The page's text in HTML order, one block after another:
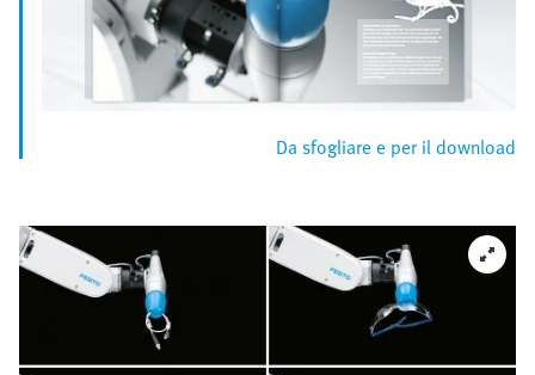
Da sfogliare e per il download